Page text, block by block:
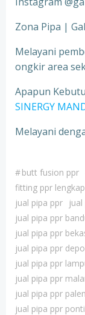
Zona Pipa |
Melayani
ongkir area
Apapun
SINERGY
Melayani
#butt fusion ppr
fitting ppr lengkap
jual pipa ppr
jual pipa ppr
jual pipa ppr
jual pipa ppr
jual pipa ppr
jual pipa ppr
jual pipa ppr
jual pipa ppr